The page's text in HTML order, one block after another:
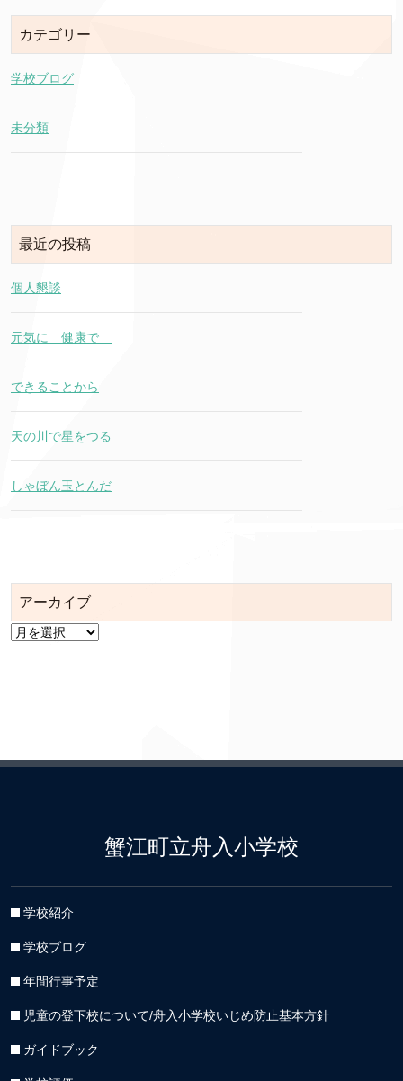
カテゴリー
学校ブログ
未分類
最近の投稿
個人懇談
元気に 健康で
できることから
天の川で星をつる
しゃぼん玉とんだ
アーカイブ
ア
蟹江町立舟入小学校
学校紹介
学校ブログ
年間行事予定
児童の登下校について/舟入小学校いじめ防止基本方針
ガイドブック